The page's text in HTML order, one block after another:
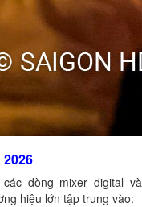
dòng mixer digital và
hiệu lớn tập trung vào: